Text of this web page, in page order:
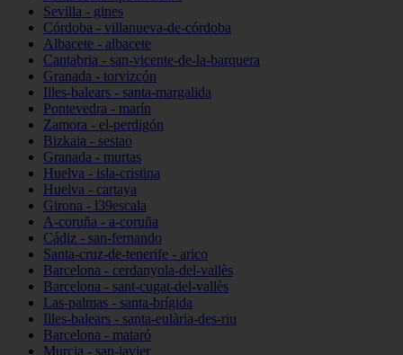
Sevilla - gines
Córdoba - villanueva-de-córdoba
Albacete - albacete
Cantabria - san-vicente-de-la-barquera
Granada - torvizcón
Illes-balears - santa-margalida
Pontevedra - marín
Zamora - el-perdigón
Bizkaia - sestao
Granada - murtas
Huelva - isla-cristina
Huelva - cartaya
Girona - l39escala
A-coruña - a-coruña
Cádiz - san-fernando
Santa-cruz-de-tenerife - arico
Barcelona - cerdanyola-del-vallès
Barcelona - sant-cugat-del-vallès
Las-palmas - santa-brígida
Illes-balears - santa-eulària-des-riu
Barcelona - mataró
Murcia - san-javier